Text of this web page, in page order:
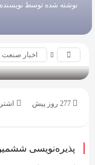
نوشته شده توسط نویسنده
اخبار صنعتبازدید 42
پذیره‌نویسی